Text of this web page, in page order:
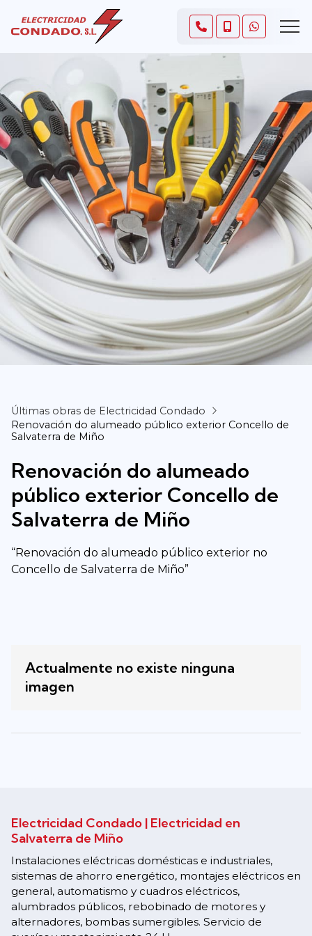
Últimas obras de Electricidad Condado
Renovación do alumeado público exterior Concello de
Salvaterra de Miño
Renovación do alumeado
público exterior Concello de
Salvaterra de Miño
“Renovación do alumeado público exterior no
Concello de Salvaterra de Miño”
Actualmente no existe ninguna
imagen
Electricidad Condado | Electricidad en
Salvaterra de Miño
Instalaciones eléctricas domésticas e industriales,
sistemas de ahorro energético, montajes eléctricos en
general, automatismo y cuadros eléctricos,
alumbrados públicos, rebobinado de motores y
alternadores, bombas sumergibles. Servicio de